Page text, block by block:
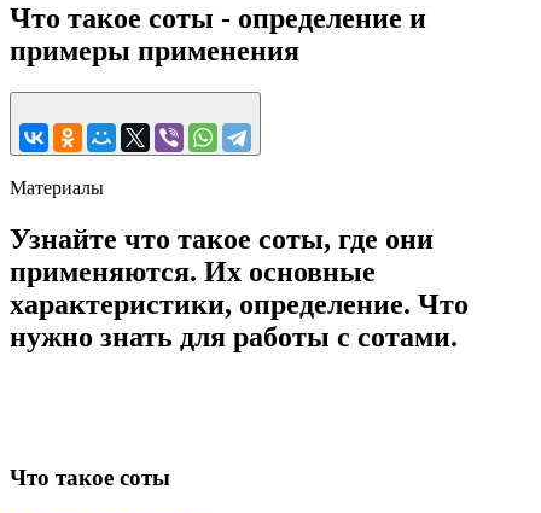
Что такое соты - определение и
примеры применения
Материалы
Узнайте что такое соты, где они
применяются. Их основные
характеристики, определение. Что
нужно знать для работы с сотами.
Что такое соты